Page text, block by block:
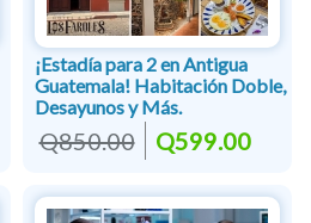
¡Estadía para 2 en Antigua
Guatemala! Habitación Doble,
Desayunos y Más.
Q850.00 Q599.00